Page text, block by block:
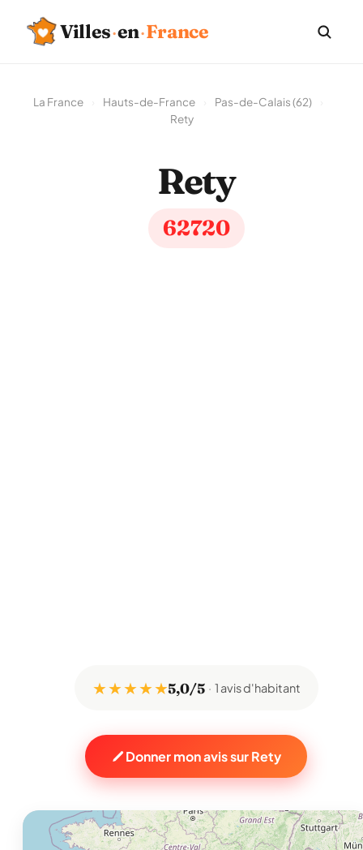
Villes·en·France
La France Hauts-de-France Pas-de-Calais (62)
Rety
Rety
62720
★ ★ ★ ★ ★5,0/5 1 avis d'habitant
Donner mon avis sur Rety